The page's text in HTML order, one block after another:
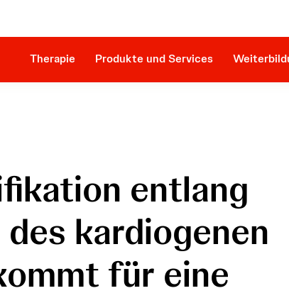
Therapie Produkte und Services
Plattform
& Market Access
entlang
kardiogenen
für eine